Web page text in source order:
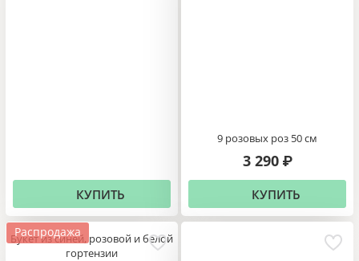
КУПИТЬ
9 розовых роз 50 см
3 290 ₽
КУПИТЬ
Распродажа
Букет из синей, розовой и белой
гортензии